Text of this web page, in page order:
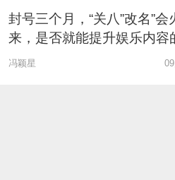
封号三个月，“关八”改名”会
来，是否就能提升娱乐内容
产力？
冯颖星